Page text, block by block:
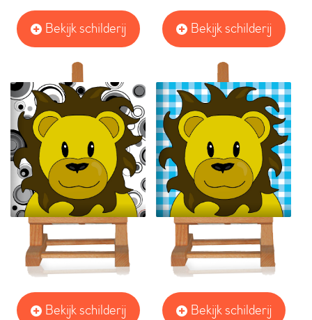
Bekijk schilderij Bekijk schilderij
Bekijk schilderij Bekijk schilderij